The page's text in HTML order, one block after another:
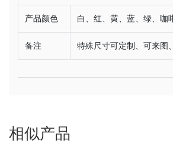
产品颜色 白、红、黄、蓝、绿、咖
备注 特殊尺寸可定制、可来图
相似产品